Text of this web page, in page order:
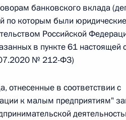
г. № 246-ФЗ
Федерации
г. № 268-ФЗ
«О пробации в Российской
банковского вклада
по которым были
Российской
в пункте 61 настоящей
№ 212-ФЗ)
отнесенные в соответствии с
к малым предприятиям"